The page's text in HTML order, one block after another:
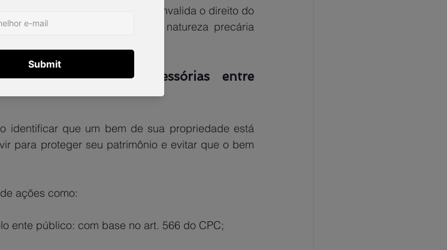
momento, reforçando a natureza precária
em disputas possessórias entre
identificar que um bem de sua propriedade está
para proteger seu patrimônio e evitar que o bem
de ações como:
ente público: com base no art. 566 do CPC;